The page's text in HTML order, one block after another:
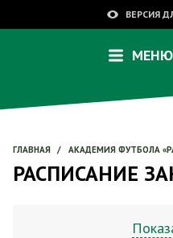
ВЕРСИЯ
МЕНЮ
ГЛАВНАЯ / АКАДЕМИЯ ФУТБОЛА
РАСПИСАНИЕ